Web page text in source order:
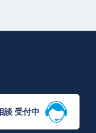
談 受付中